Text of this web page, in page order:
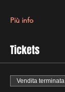
Più info
Tickets
Vendita terminata